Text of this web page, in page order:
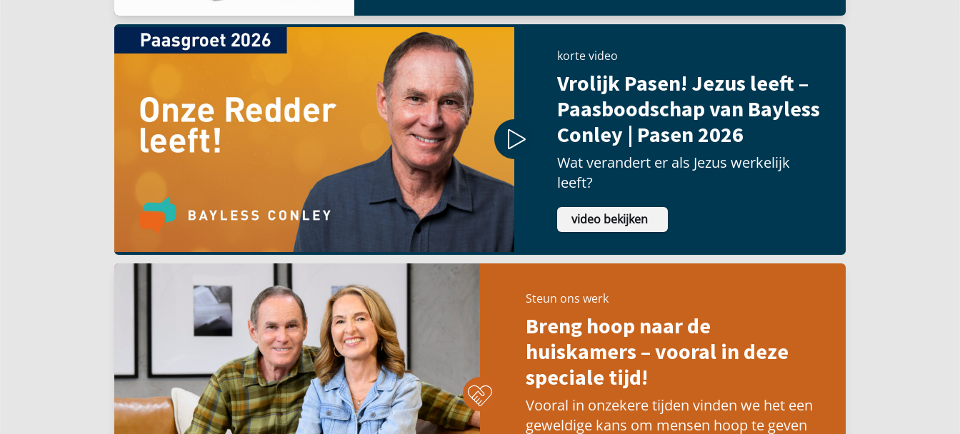
korte video
Vrolijk Pasen! Jezus leeft –
Paasboodschap van Bayless
Conley | Pasen 2026
Wat verandert er als Jezus werkelijk
leeft?
video bekijken
Steun ons werk
Breng hoop naar de
huiskamers – vooral in deze
speciale tijd!
Vooral in onzekere tijden vinden we het een
geweldige kans om mensen hoop te geven